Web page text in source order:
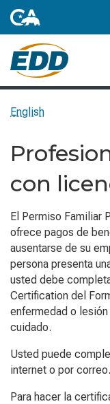
English
con
El Permiso Familiar
ofrece pagos de
ausentarse de su
persona presenta
usted debe
Certification del
enfermedad o
cuidado.
Usted puede
internet o por correo.
Para hacer la